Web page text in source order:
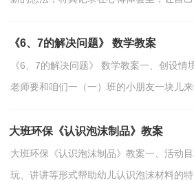
《6、7的解决问题》 数学教案
《6、7的解决问题》 数学教案一、创设情
老师要和咱们一（一）班的小朋友一块儿
的！上...
大班环保《认识泡沫制品》教案
大班环保《认识泡沫制品》教案一、活动
玩、讲讲等形式帮助幼儿认识泡沫材料的